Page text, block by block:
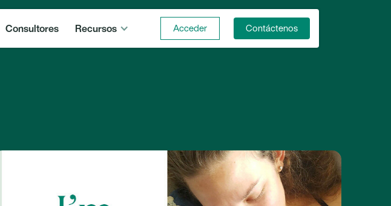
Consultores Recursos Acceder Contáctenos